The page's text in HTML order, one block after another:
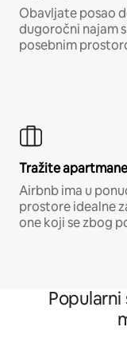
Obavljate posao
dugoročni najam
posebnim
Tražite
Airbnb ima u
prostore idealne
one koji se zbog
Popularni